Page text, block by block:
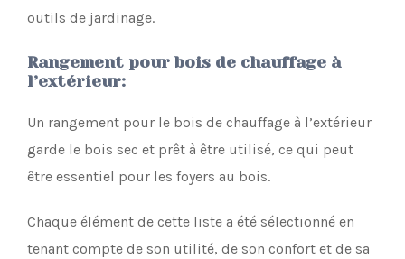
outils de jardinage.
Rangement pour bois de chauffage à
l’extérieur:
Un rangement pour le bois de chauffage à l’extérieur
garde le bois sec et prêt à être utilisé, ce qui peut
être essentiel pour les foyers au bois.
Chaque élément de cette liste a été sélectionné en
tenant compte de son utilité, de son confort et de sa